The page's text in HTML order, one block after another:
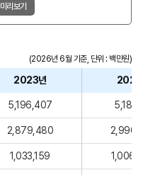
미리보기
(2026년 6월 기준, 단위 : 백만원)
2023년 2024
5,196,407
2,879,480
1,033,159